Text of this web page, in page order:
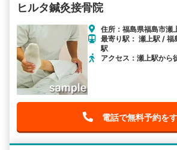
ヒルタ鍼灸接骨院
住所：福島県福島市瀬
最寄り駅： 瀬上駅 / 福
駅
アクセス：瀬上駅から
電話で無料予約を